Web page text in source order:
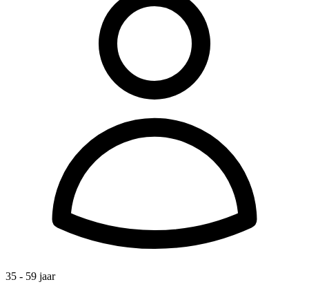
35 - 59 jaar